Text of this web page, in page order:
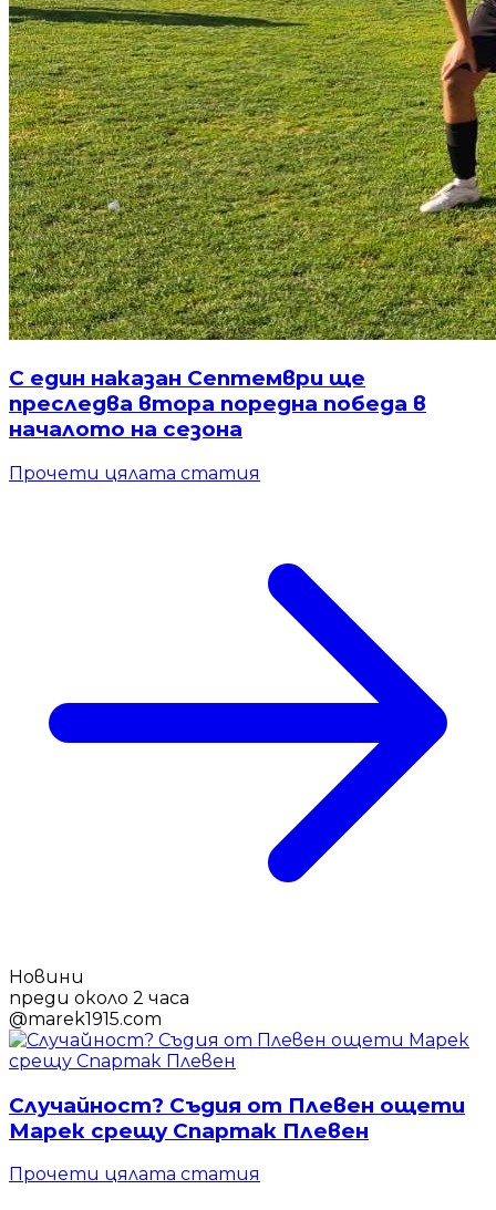
С един наказан Септември ще
преследва втора поредна победа в
началото на сезона
Прочети цялата статия
Новини
преди около 2 часа
@marek1915.com
Случайност? Съдия от Плевен ощети
Марек срещу Спартак Плевен
Прочети цялата статия